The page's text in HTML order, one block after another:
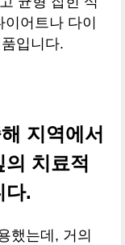
어트나 다이
입니다.
지역에서
치료적
다.
했는데, 거의